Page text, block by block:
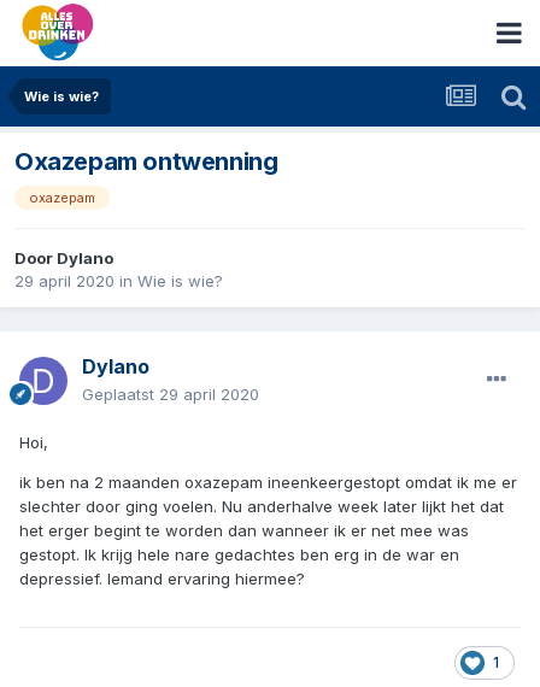
Wie is wie?
Oxazepam ontwenning
oxazepam
Door Dylano
29 april 2020 in Wie is wie?
Dylano
Geplaatst 29 april 2020
Hoi,
ik ben na 2 maanden oxazepam ineenkeergestopt omdat ik me er
slechter door ging voelen. Nu anderhalve week later lijkt het dat
het erger begint te worden dan wanneer ik er net mee was
gestopt. Ik krijg hele nare gedachtes ben erg in de war en
depressief. Iemand ervaring hiermee?
1